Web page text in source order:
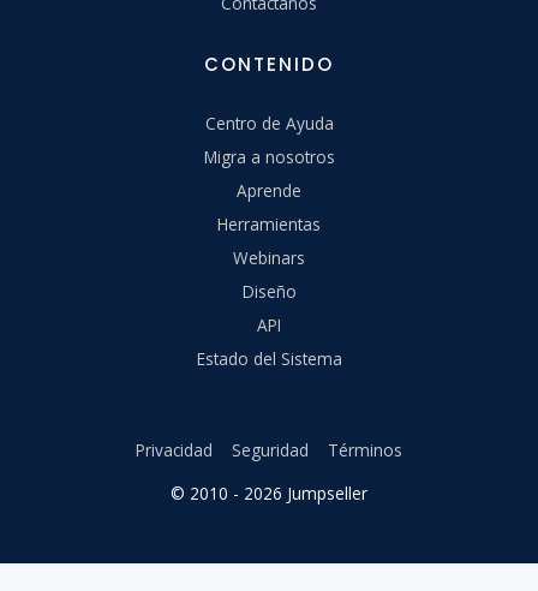
CONTENIDO
Centro de Ayuda
Migra a nosotros
Aprende
Herramientas
Webinars
Diseño
API
Estado del Sistema
© 2010 - 2026 Jumpseller
Privacidad Seguridad Términos